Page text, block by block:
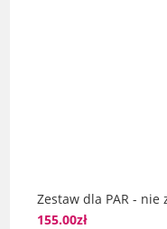
Zestaw dla PAR -
155.00zł